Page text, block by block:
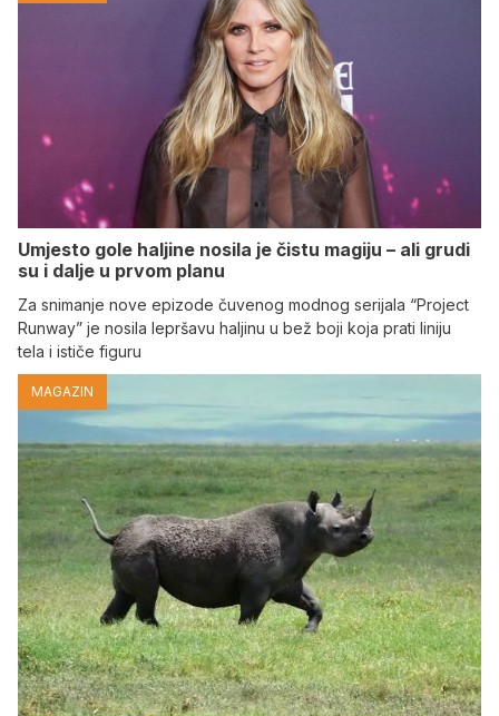
Umjesto gole haljine nosila je čistu magiju – ali grudi
su i dalje u prvom planu
Za snimanje nove epizode čuvenog modnog serijala “Project
Runway” je nosila lepršavu haljinu u bež boji koja prati liniju
tela i ističe figuru
MAGAZIN